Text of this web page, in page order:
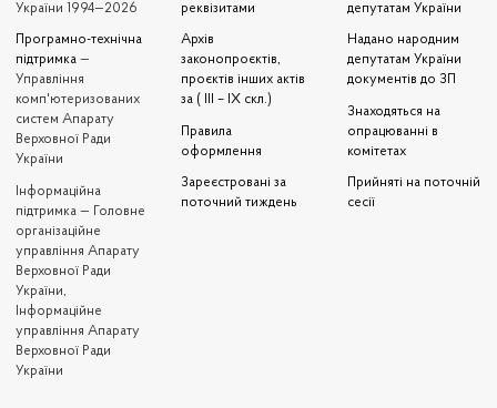
України 1994—2026
Програмно-технічна
підтримка —
Управління
комп'ютеризованих
систем Апарату
Верховної Ради
України
Iнформаційна
підтримка — Головне
організаційне
управління Апарату
Верховної Ради
України,
Інформаційне
управління Апарату
Верховної Ради
України
реквізитами
Архів
законопроєктів,
проєктів інших актів
за ( III – IX скл.)
Правила
оформлення
Зареєстровані за
поточний тиждень
депутатам України
Надано народним
депутатам України
документів до ЗП
Знаходяться на
опрацюванні в
комітетах
Прийняті на поточній
сесії